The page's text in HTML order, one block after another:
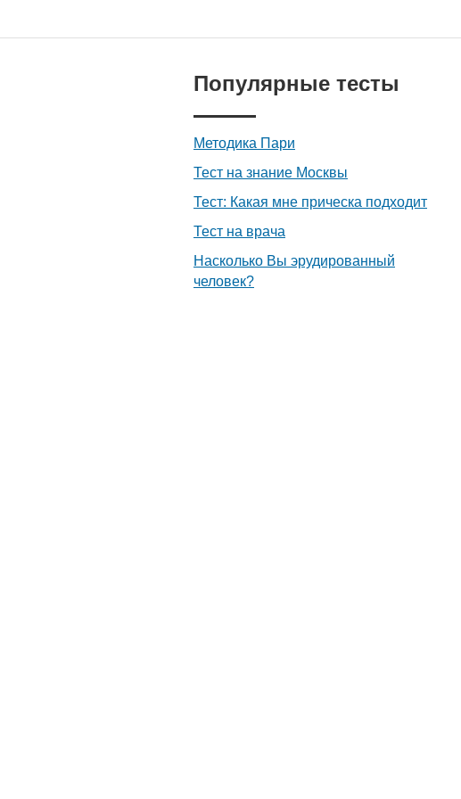
Популярные тесты
Методика Пари
Тест на знание Москвы
Тест: Какая мне прическа подходит
Тест на врача
Насколько Вы эрудированный
человек?